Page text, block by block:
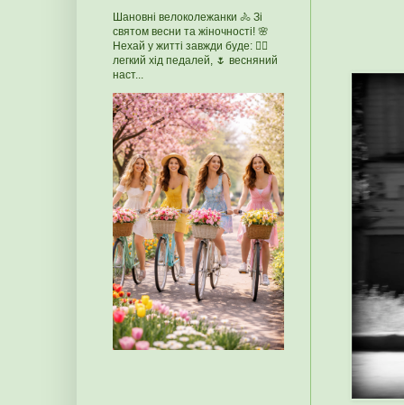
Шановні велоколежанки 🚴 Зі
святом весни та жіночності! 🌸
Нехай у житті завжди буде: 🚴‍♀️
легкий хід педалей, 🌷 весняний
наст...